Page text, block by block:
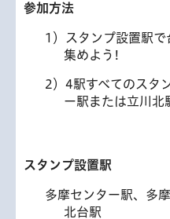
参加方法
1）スタンプ設置駅
集めよう!
2）4駅すべてのスタ
ー駅または立川北
スタンプ設置駅
多摩センター駅、多
北台駅